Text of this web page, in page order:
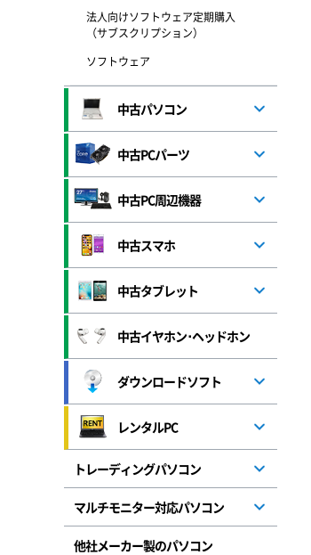
法人向けソフトウェア定期購入
（サブスクリプション）
ソフトウェア
中古パソコン
中古PCパーツ
中古PC周辺機器
中古スマホ
中古タブレット
中古イヤホン･ヘッドホン
ダウンロードソフト
レンタルPC
トレーディングパソコン
マルチモニター対応パソコン
他社メーカー製のパソコン